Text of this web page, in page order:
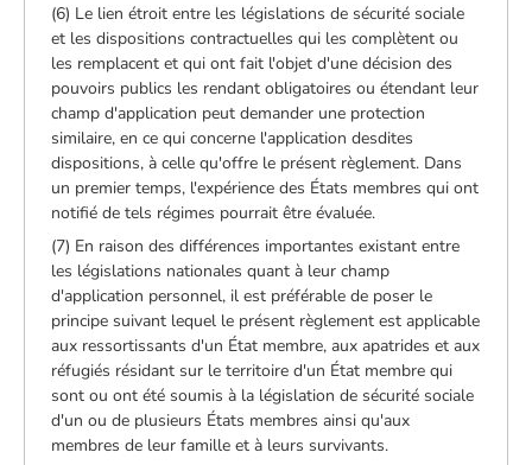
(6) Le lien étroit entre les législations de sécurité sociale
et les dispositions contractuelles qui les complètent ou
les remplacent et qui ont fait l'objet d'une décision des
pouvoirs publics les rendant obligatoires ou étendant leur
champ d'application peut demander une protection
similaire, en ce qui concerne l'application desdites
dispositions, à celle qu'offre le présent règlement. Dans
un premier temps, l'expérience des États membres qui ont
notifié de tels régimes pourrait être évaluée.
(7) En raison des différences importantes existant entre
les législations nationales quant à leur champ
d'application personnel, il est préférable de poser le
principe suivant lequel le présent règlement est applicable
aux ressortissants d'un État membre, aux apatrides et aux
réfugiés résidant sur le territoire d'un État membre qui
sont ou ont été soumis à la législation de sécurité sociale
d'un ou de plusieurs États membres ainsi qu'aux
membres de leur famille et à leurs survivants.